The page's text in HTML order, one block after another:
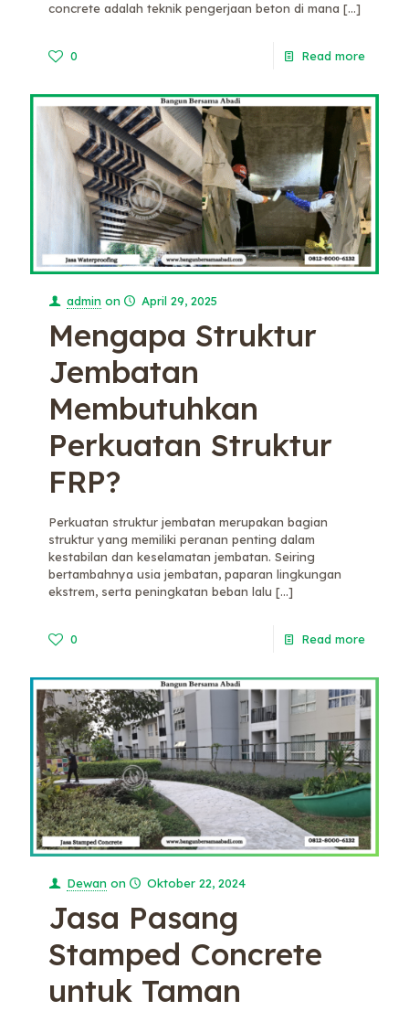
concrete adalah teknik pengerjaan beton di mana […]
0 Read more
admin on April 29, 2025
Mengapa Struktur
Jembatan
Membutuhkan
Perkuatan Struktur
FRP?
Perkuatan struktur jembatan merupakan bagian
struktur yang memiliki peranan penting dalam
kestabilan dan keselamatan jembatan. Seiring
bertambahnya usia jembatan, paparan lingkungan
ekstrem, serta peningkatan beban lalu […]
0 Read more
Dewan on Oktober 22, 2024
Jasa Pasang
Stamped Concrete
untuk Taman